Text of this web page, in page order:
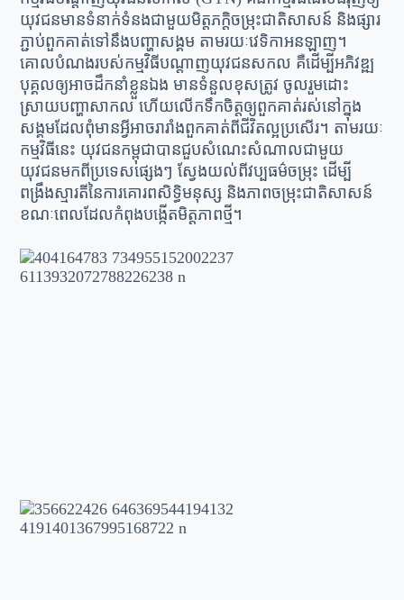
យុវជនមានទំនាក់ទំនងជាមួយមិត្តភក្តិចម្រុះជាតិសាសន៍ និងផ្សារ
ភ្ជាប់ពួកគាត់ទៅនឹងបញ្ហាសង្គម តាមរយៈវេទិកាអនឡាញ។
គោលបំណងរបស់កម្មវិធីបណ្តាញយុវជនសកល គឺដើម្បីអភិវឌ្ឍ
បុគ្គលឲ្យអាចដឹកនាំខ្លួនឯង មានទំនួលខុសត្រូវ ចូលរួមដោះ
ស្រាយបញ្ហាសាកល ហើយលើកទឹកចិត្តឲ្យពួកគាត់រស់នៅក្នុង
សង្គមដែលពុំមានអ្វីអាចរារាំងពួកគាត់ពីជីវិតល្អប្រសើរ។ តាមរយៈ
កម្មវិធីនេះ យុវជនកម្ពុជាបានជួបសំណេះសំណាលជាមួយ
យុវជនមកពីប្រទេសផ្សេងៗ ស្វែងយល់ពីវប្បធម៌ចម្រុះ ដើម្បី
ពង្រឹងស្មារតីនៃការគោរពសិទ្ធិមនុស្ស និងភាពចម្រុះជាតិសាសន៍
ខណៈពេលដែលកំពុងបង្កើតមិត្តភាពថ្មី។